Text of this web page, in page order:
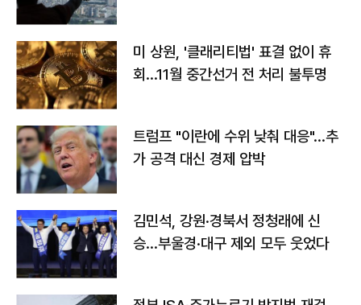
미 상원, '클래리티법' 표결 없이 휴
회…11월 중간선거 전 처리 불투명
트럼프 "이란에 수위 낮춰 대응"…추
가 공격 대신 경제 압박
김민석, 강원·경북서 정청래에 신
승…부울경·대구 제외 모두 웃었다